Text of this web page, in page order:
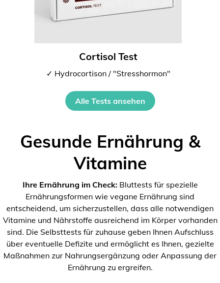
Cortisol Test
✓ Hydrocortison / "Stresshormon"
Alle Tests ansehen
Gesunde Ernährung &
Vitamine
Ihre Ernährung im Check:Bluttests für spezielle
Ernährungsformen wie vegane Ernährung sind
entscheidend, um sicherzustellen, dass alle notwendigen
Vitamine und Nährstoffe ausreichend im Körper vorhanden
sind. Die Selbsttests für zuhause geben Ihnen Aufschluss
über eventuelle Defizite und ermöglicht es Ihnen, gezielte
Maßnahmen zur Nahrungsergänzung oder Anpassung der
Ernährung zu ergreifen.